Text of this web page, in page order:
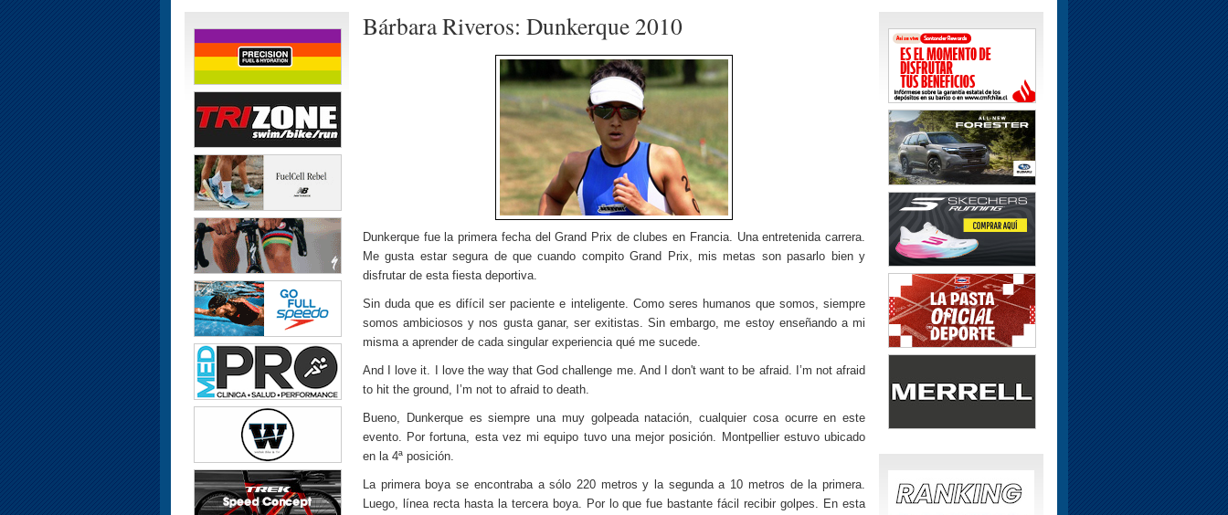
Bárbara Riveros: Dunkerque 2010
Dunkerque fue la primera fecha del Grand Prix de clubes en Francia. Una entretenida carrera.
Me gusta estar segura de que cuando compito Grand Prix, mis metas son pasarlo bien y
disfrutar de esta fiesta deportiva.
Sin duda que es difícil ser paciente e inteligente. Como seres humanos que somos, siempre
somos ambiciosos y nos gusta ganar, ser exitistas. Sin embargo, me estoy enseñando a mi
misma a aprender de cada singular experiencia qué me sucede.
And I love it. I love the way that God challenge me. And I don't want to be afraid. I’m not afraid
to hit the ground, I’m not to afraid to death.
Bueno, Dunkerque es siempre una muy golpeada natación, cualquier cosa ocurre en este
evento. Por fortuna, esta vez mi equipo tuvo una mejor posición. Montpellier estuvo ubicado
en la 4ª posición.
La primera boya se encontraba a sólo 220 metros y la segunda a 10 metros de la primera.
Luego, línea recta hasta la tercera boya. Por lo que fue bastante fácil recibir golpes. En esta